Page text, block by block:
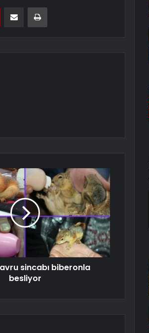
Pocket E-Posta ile paylaş Yazdır
sincabı biberonla
besliyor